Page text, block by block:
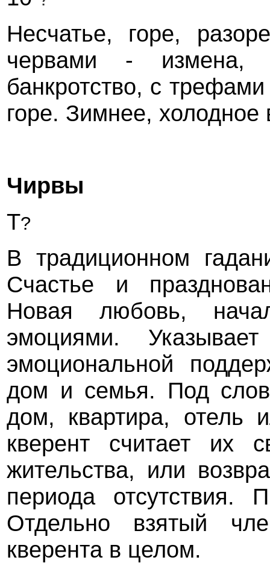
Несчатье, горе,
червами - измена,
банкротство, с
горе. Зимнее, холодное
Чирвы
Т?
В традиционном
Счастье и
Новая любовь,
эмоциями.
эмоциональной
дом и семья. Под
дом, квартира,
кверент считает их
жительства, или
периода отсутствия.
Отдельно взятый
кверента в целом.